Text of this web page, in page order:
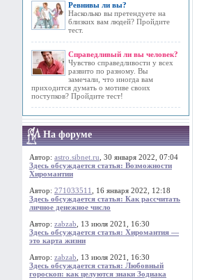
Ревнивы ли вы?
Насколько вы претендуете на
близких вам людей? Пройдите
тест.
Справедливый ли вы человек?
Чувство справедливости у всех
развито по разному. Вы
замечали, что иногда вам
приходится думать о мотиве своих
поступков? Пройдите тест!
На форуме
Автор: astro.sibnet.ru , 30 января 2022, 07:04
Здесь обсуждается статья: Возможности
Хиромантии
Автор: 271033511
, 16 января 2022, 12:18
Здесь обсуждается статья: Как рассчитать
личное денежное число
Автор: zabzab , 13 июля 2021, 16:30
Здесь обсуждается статья: Хиромантия —
это карта жизни
Автор: zabzab , 13 июля 2021, 16:30
Здесь обсуждается статья: Любовный
гороскоп: как целуются знаки Зодиака